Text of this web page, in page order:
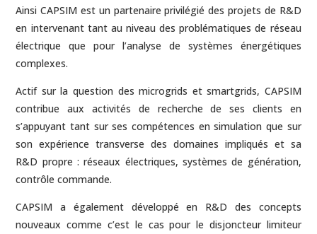
Ainsi CAPSIM est un partenaire privilégié des projets de R&D
en intervenant tant au niveau des problématiques de réseau
électrique que pour l’analyse de systèmes énergétiques
complexes.
Actif sur la question des microgrids et smartgrids, CAPSIM
contribue aux activités de recherche de ses clients en
s’appuyant tant sur ses compétences en simulation que sur
son expérience transverse des domaines impliqués et sa
R&D propre : réseaux électriques, systèmes de génération,
contrôle commande.
CAPSIM a également développé en R&D des concepts
nouveaux comme c’est le cas pour le disjoncteur limiteur